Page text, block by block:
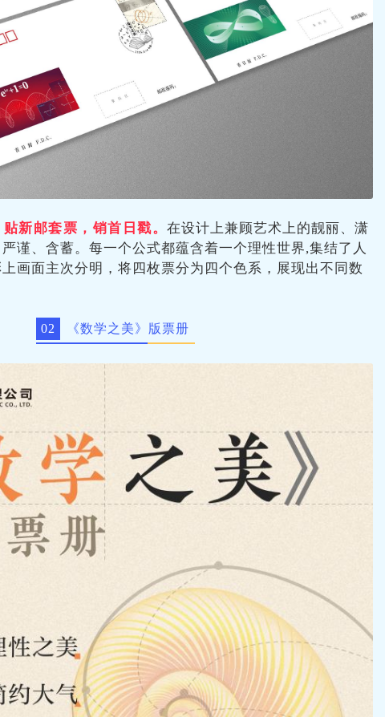
新邮套票，销首日戳。在设计上兼顾艺术上的靓丽、潇
谨、含蓄。每一个公式都蕴含着一个理性世界,集结了人
画面主次分明，将四枚票分为四个色系，展现出不同数
02 《数学之美》版票册